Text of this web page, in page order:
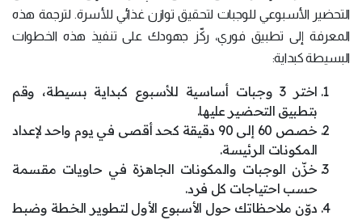
التحضير الأسبوعي للوجبات لتحقيق توازن غذائي للأسرة. لترجمة هذه
المعرفة إلى تطبيق فوري، ركّز جهودك على تنفيذ هذه الخطوات
البسيطة كبداية:
اختر 3 وجبات أساسية للأسبوع كبداية بسيطة، وقم
بتطبيق التحضير عليها.
خصص 60 إلى 90 دقيقة كحد أقصى في يوم واحد لإعداد
المكونات الرئيسة.
خزّن الوجبات والمكونات الجاهزة في حاويات مقسمة
حسب احتياجات كل فرد.
دوّن ملاحظاتك حول الأسبوع الأول لتطوير الخطة وضبط